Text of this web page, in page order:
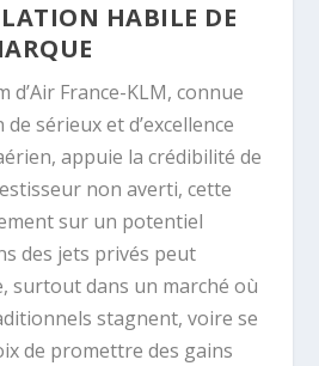
HABILE DE
d’Air France-KLM, connue
sérieux et d’excellence
appuie la crédibilité de
non averti, cette
sur un potentiel
des jets privés peut
surtout dans un marché où
stagnent, voire se
de promettre des gains